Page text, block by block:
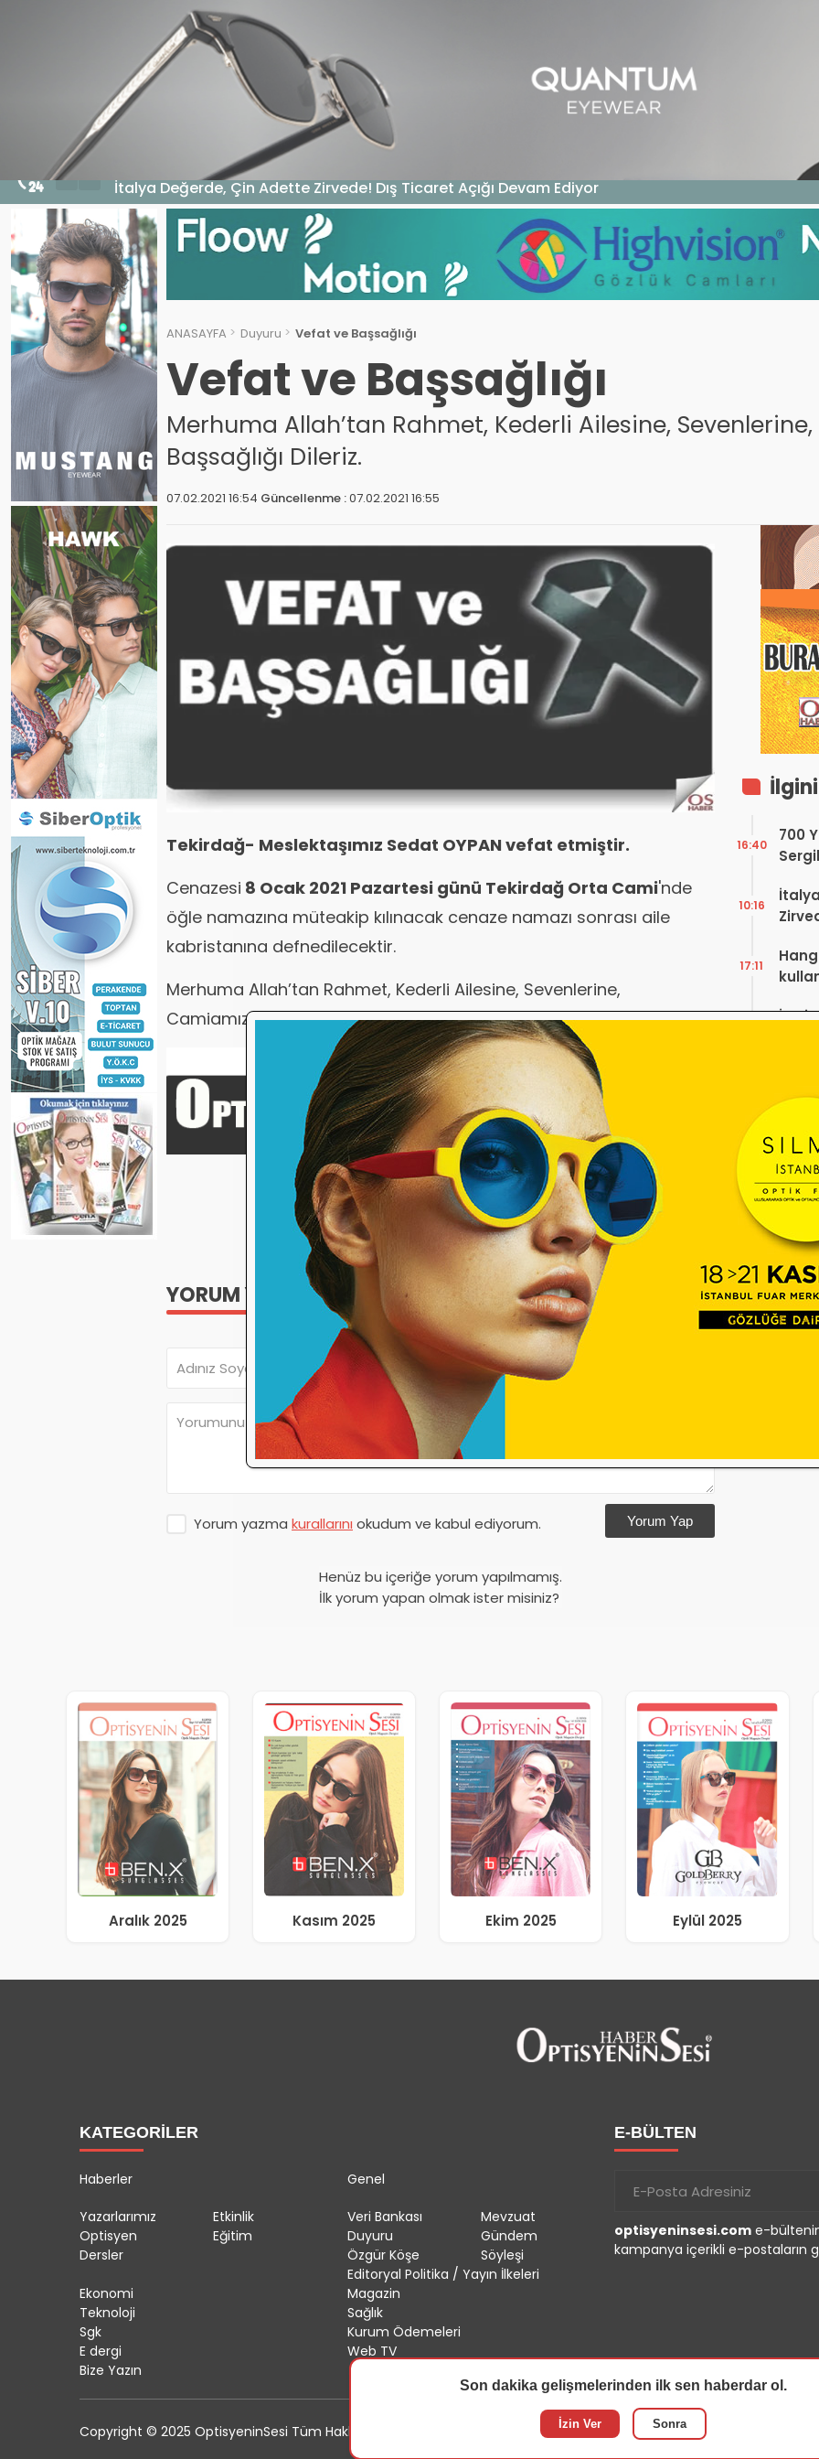
EKONOMI MAGAZIN
7 Ağustos 2026 - 10:16
İtalya Değerde, Çin Adette Zirvede! Dış Ticaret Açığı Devam Ediyor
ANASAYFA Duyuru Vefat ve Başsağlığı
Vefat ve Başsağlığı
Merhuma Allah’tan Rahmet, Kederli Ailesine, Sevenlerine,
Başsağlığı Dileriz.
07.02.2021 16:54 Güncellenme :07.02.2021 16:55
Tekirdağ- Meslektaşımız Sedat OYPAN vefat etmiştir.
Cenazesi 8 Ocak 2021 Pazartesi günü Tekirdağ Orta Cami'nde
öğle namazına müteakip kılınacak cenaze namazı sonrası aile
kabristanına defnedilecektir.
Merhuma Allah’tan Rahmet, Kederli Ailesine, Sevenlerine,
Camiamıza Sabır ve Başsağlığı Dileriz.
Etiketler
cami gözlükçü tekirdağ vefat
YORUM YAP
Yorum yazma kurallarını okudum ve kabul ediyorum. Yorum Yap
Henüz bu içeriğe yorum yapılmamış.
İlk yorum yapan olmak ister misiniz?
700
16:40
10:16
17:11
İzmir
Göz
17:23
15:02
Aralık 2025 Kasım 2025 Ekim 2025 Eylül 2025
KATEGORİLER
Haberler
Yazarlarımız
Etkinlik
Optisyen
Eğitim
Dersler
Genel
Veri Bankası
Mevzuat
Duyuru
Gündem
Özgür Köşe
Söyleşi
Editoryal Politika / Yayın İlkeleri
Ekonomi
Magazin
Teknoloji
Sağlık
Sgk
Kurum Ödemeleri
E dergi
Web TV
Bize Yazın
E-BÜLTEN
optisyeninsesi.com e-
kampanya içerikli e-postaların
Copyright © 2025 OptisyeninSesi Tüm Hakları Saklıdır.
Son dakika gelişmelerinden ilk sen haberdar ol.
İzin Ver Sonra